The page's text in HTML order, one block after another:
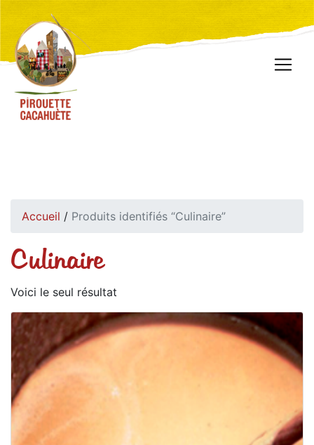
Accueil / Produits identifiés “Culinaire”
Culinaire
Voici le seul résultat